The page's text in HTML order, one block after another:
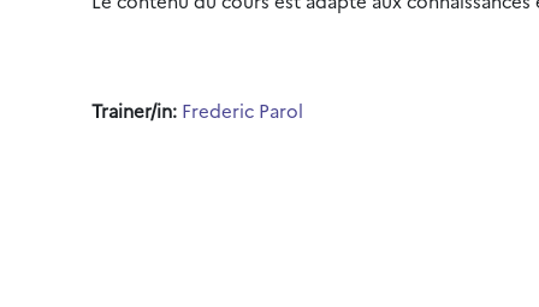
Trainer/in: Frederic Parol